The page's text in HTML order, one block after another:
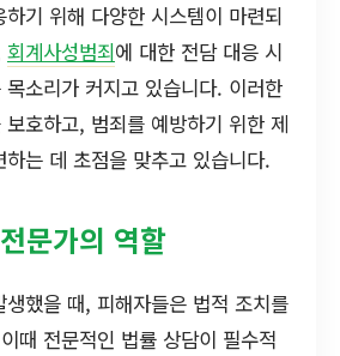
기 위해 다양한 시스템이 마련되
회계사성범죄에 대한 전담 대응 시
소리가 커지고 있습니다. 이러한
호하고, 범죄를 예방하기 위한 제
는 데 초점을 맞추고 있습니다.
문가의 역할
했을 때, 피해자들은 법적 조치를
때 전문적인 법률 상담이 필수적